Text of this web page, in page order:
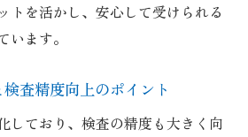
トを活かし、安心して受けられる
ます。
査精度向上のポイント
しており、検査の精度も大きく向